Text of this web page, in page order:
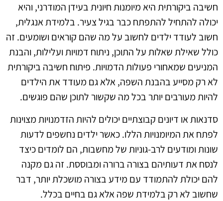
חשיבה ביקורתית היא מיומנות חיונית בעידן המודרני, והיא
יכולה להתחיל להתפתח כבר בגיל צעיר. בלמידת אנגלית,
חשוב לעודד ילדים לחשוב על מה שהם קוראים ושומעים. זה
כולל שאילת שאלות על התוכן, ניתוח דמויות ועלילות, והבנת
המניעים שמאחורי פעולות הדמויות. פיתוח חשיבה ביקורתית
לא רק מסייע בהבנת השפה, אלא גם מעודד את הילדים
להיות מעורבים יותר בכל מה שקשור לתוכן שהם פוגשים.
סדנאות או דיונים קבוצתיים יכולים להיות הזדמנויות מצוינות
לפתח את המיומנויות הללו. כאשר ילדים נחשפים לדעות
שונות ומודעים לרב-גוניות של מחשבות, הם לומדים כיצד
לנסח את דעותיהם בצורה ברורה ומבוססת. זה גם מקנה
להם יכולת להתמודד עם מידע בצורה מושכלת יותר, דבר
שחשוב לא רק בלמידת שפה אלא גם בחיים בכלל.